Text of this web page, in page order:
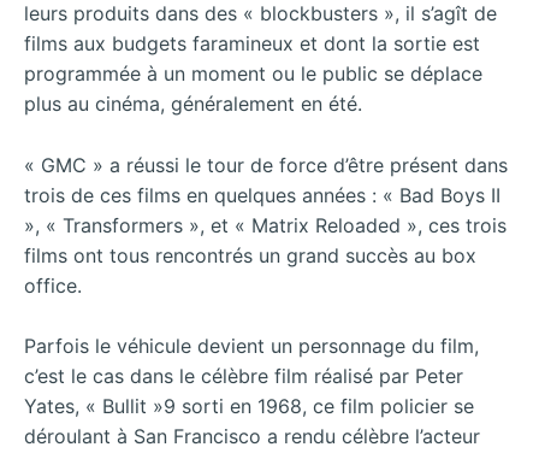
leurs produits dans des « blockbusters », il s’agît de
films aux budgets faramineux et dont la sortie est
programmée à un moment ou le public se déplace
plus au cinéma, généralement en été.
« GMC » a réussi le tour de force d’être présent dans
trois de ces films en quelques années : « Bad Boys II
», « Transformers », et « Matrix Reloaded », ces trois
films ont tous rencontrés un grand succès au box
office.
Parfois le véhicule devient un personnage du film,
c’est le cas dans le célèbre film réalisé par Peter
Yates, « Bullit »9 sorti en 1968, ce film policier se
déroulant à San Francisco a rendu célèbre l’acteur